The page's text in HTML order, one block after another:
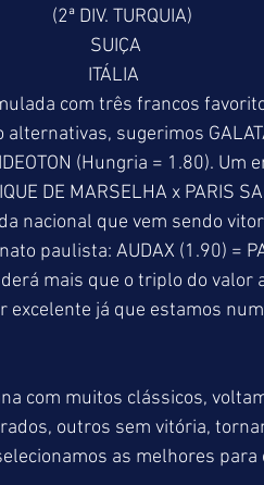
(2ª DIV. TURQUIA)
SUIÇA
ITÁLIA
com três francos
sugerimos
(Hungria = 1.80).
DE MARSELHA x PARIS
nacional que vem sendo
paulista: AUDAX (1.90) =
mais que o triplo do valor
excelente já que estamos
com muitos clássicos,
outros sem vitória,
as melhores para